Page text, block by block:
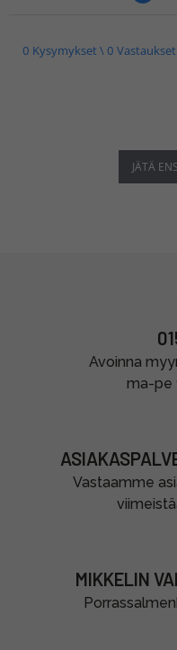
0 Kysymykset \ 0 Vastaukset
JÄTÄ
Avoinna
ma-pe
Vastaamme
MIKKELIN